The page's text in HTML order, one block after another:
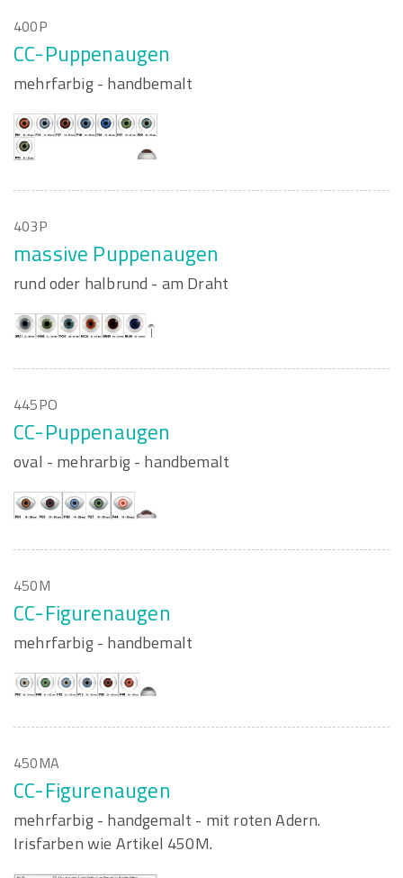
400P
CC-Puppenaugen
mehrfarbig - handbemalt
403P
massive Puppenaugen
rund oder halbrund - am Draht
445PO
CC-Puppenaugen
oval - mehrarbig - handbemalt
450M
CC-Figurenaugen
mehrfarbig - handbemalt
450MA
CC-Figurenaugen
mehrfarbig - handgemalt - mit roten Adern.
Irisfarben wie Artikel 450M.